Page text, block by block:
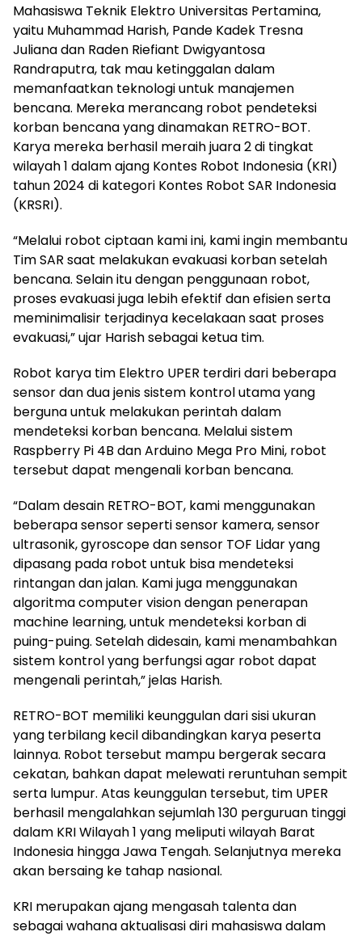
Mahasiswa Teknik Elektro Universitas Pertamina,
yaitu ⁠Muhammad Harish, Pande Kadek Tresna
Juliana dan Raden Riefiant Dwigyantosa
Randraputra, tak mau ketinggalan dalam
memanfaatkan teknologi untuk manajemen
bencana. Mereka merancang robot pendeteksi
korban bencana yang dinamakan RETRO-BOT.
Karya mereka berhasil meraih juara 2 di tingkat
wilayah 1 dalam ajang Kontes Robot Indonesia (KRI)
tahun 2024 di kategori Kontes Robot SAR Indonesia
(KRSRI).
“Melalui robot ciptaan kami ini, kami ingin membantu
Tim SAR saat melakukan evakuasi korban setelah
bencana. Selain itu dengan penggunaan robot,
proses evakuasi juga lebih efektif dan efisien serta
meminimalisir terjadinya kecelakaan saat proses
evakuasi,” ujar Harish sebagai ketua tim.
Robot karya tim Elektro UPER terdiri dari beberapa
sensor dan dua jenis sistem kontrol utama yang
berguna untuk melakukan perintah dalam
mendeteksi korban bencana. Melalui sistem
Raspberry Pi 4B dan Arduino Mega Pro Mini, robot
tersebut dapat mengenali korban bencana.
“Dalam desain RETRO-BOT, kami menggunakan
beberapa sensor seperti sensor kamera, sensor
ultrasonik, gyroscope dan sensor TOF Lidar yang
dipasang pada robot untuk bisa mendeteksi
rintangan dan jalan. Kami juga menggunakan
algoritma computer vision dengan penerapan
machine learning, untuk mendeteksi korban di
puing-puing. Setelah didesain, kami menambahkan
sistem kontrol yang berfungsi agar robot dapat
mengenali perintah,” jelas Harish.
RETRO-BOT memiliki keunggulan dari sisi ukuran
yang terbilang kecil dibandingkan karya peserta
lainnya. Robot tersebut mampu bergerak secara
cekatan, bahkan dapat melewati reruntuhan sempit
serta lumpur. Atas keunggulan tersebut, tim UPER
berhasil mengalahkan sejumlah 130 perguruan tinggi
dalam KRI Wilayah 1 yang meliputi wilayah Barat
Indonesia hingga Jawa Tengah. Selanjutnya mereka
akan bersaing ke tahap nasional.
KRI merupakan ajang mengasah talenta dan
sebagai wahana aktualisasi diri mahasiswa dalam